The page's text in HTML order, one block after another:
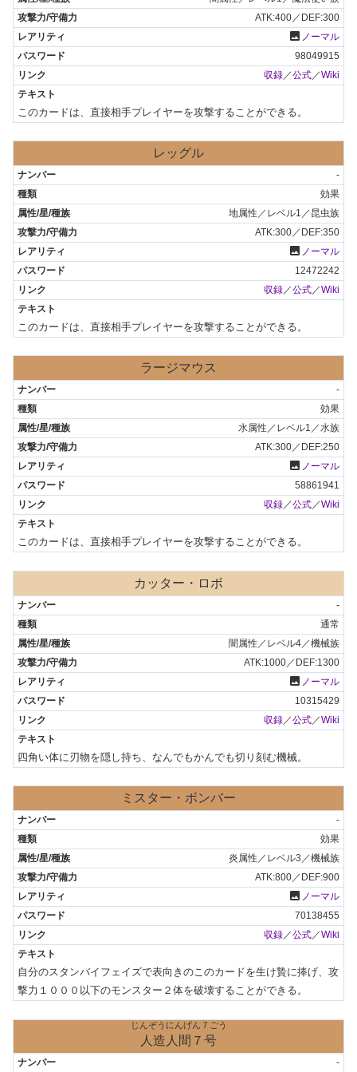
ATK:400／DEF:300
photo ノーマル
98049915
収録 ／公式 ／Wiki
このカードは、直接相手プレイヤーを攻撃することができる。
レッグル
-
効果
地属性／レベル1／昆虫族
ATK:300／DEF:350
photo ノーマル
12472242
収録／公式／Wiki
このカードは、直接相手プレイヤーを攻撃することができる。
ラージマウス
-
効果
水属性／レベル1／水族
ATK:300／DEF:250
photo ノーマル
58861941
収録／公式／Wiki
このカードは、直接相手プレイヤーを攻撃することができる。
カッター・ロボ
-
通常
闇属性／レベル4／機械族
ATK:1000／DEF:1300
photo ノーマル
10315429
収録／公式／Wiki
四角い体に刃物を隠し持ち、なんでもかんでも切り刻む機械。
ミスター・ボンバー
-
効果
炎属性／レベル3／機械族
ATK:800／DEF:900
photo ノーマル
70138455
収録／公式／Wiki
自分のスタンバイフェイズで表向きのこのカードを生け贄に捧げ、攻
撃力１０００以下のモンスター２体を破壊することができる。
じんぞうにんげん７ごう
人造人間７号
-